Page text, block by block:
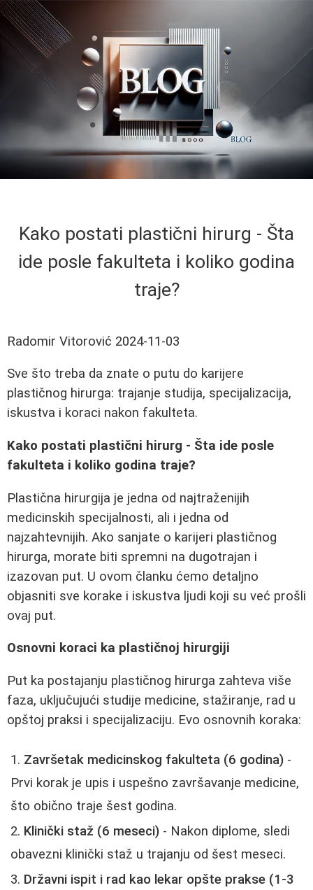
Kako postati plastični hirurg - Šta
ide posle fakulteta i koliko godina
traje?
Radomir Vitorović 2024-11-03
Sve što treba da znate o putu do karijere
plastičnog hirurga: trajanje studija, specijalizacija,
iskustva i koraci nakon fakulteta.
Kako postati plastični hirurg - Šta ide posle
fakulteta i koliko godina traje?
Plastična hirurgija je jedna od najtraženijih
medicinskih specijalnosti, ali i jedna od
najzahtevnijih. Ako sanjate o karijeri plastičnog
hirurga, morate biti spremni na dugotrajan i
izazovan put. U ovom članku ćemo detaljno
objasniti sve korake i iskustva ljudi koji su već prošli
ovaj put.
Osnovni koraci ka plastičnoj hirurgiji
Put ka postajanju plastičnog hirurga zahteva više
faza, uključujući studije medicine, stažiranje, rad u
opštoj praksi i specijalizaciju. Evo osnovnih koraka:
Završetak medicinskog fakulteta (6 godina) -
Prvi korak je upis i uspešno završavanje medicine,
što obično traje šest godina.
Klinički staž (6 meseci) - Nakon diplome, sledi
obavezni klinički staž u trajanju od šest meseci.
Državni ispit i rad kao lekar opšte prakse (1-3